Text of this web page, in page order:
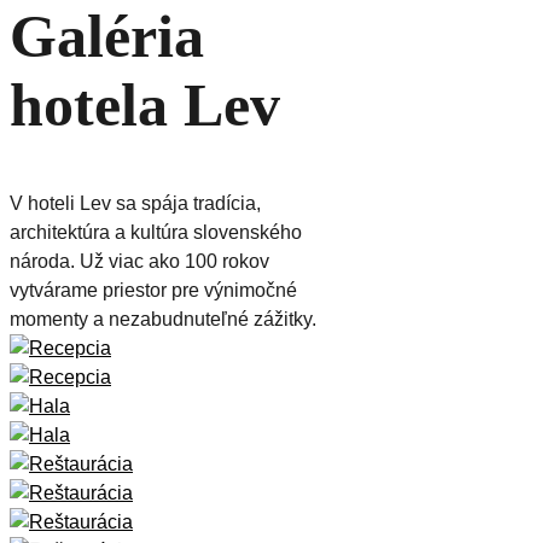
Galéria
hotela Lev
V hoteli Lev sa spája tradícia,
architektúra a kultúra slovenského
národa. Už viac ako 100 rokov
vytvárame priestor pre výnimočné
momenty a nezabudnuteľné zážitky.